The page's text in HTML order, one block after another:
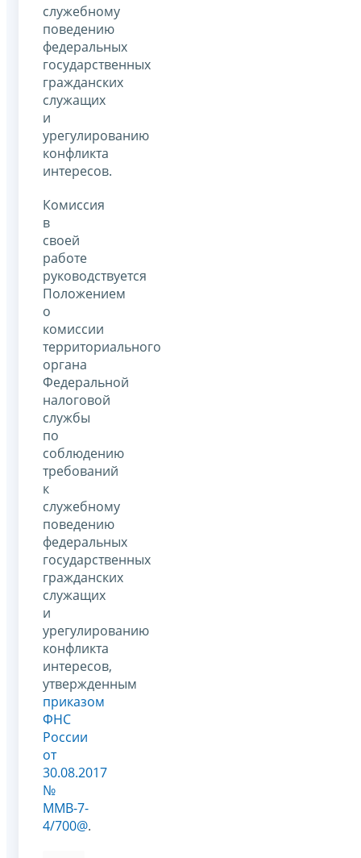
служебному
поведению
федеральных
государственных
гражданских
служащих
и
урегулированию
конфликта
интересов.
Комиссия
в
своей
работе
руководствуется
Положением
о
комиссии
территориального
органа
Федеральной
налоговой
службы
по
соблюдению
требований
к
служебному
поведению
федеральных
государственных
гражданских
служащих
и
урегулированию
конфликта
интересов,
утвержденным
приказом
ФНС
России
от
30.08.2017
№
ММВ-7-
4/700@.